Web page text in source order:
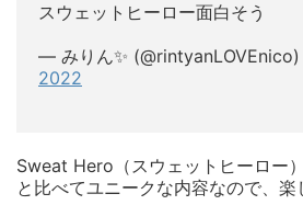
スウェットヒーロー面白そう
— みりん✨ (@rintyanLOVEnico)
2022
Sweat Hero（スウェットヒーロー
と比べてユニークな内容なので、楽